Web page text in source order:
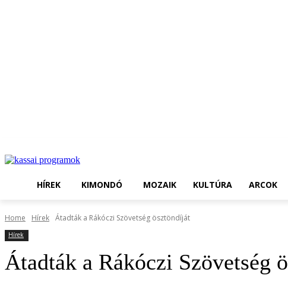
HÍREK KIMONDÓ MOZAIK KULTÚRA ARCOK
Home Hírek Átadták a Rákóczi Szövetség ösztöndíját
Hírek
Átadták a Rákóczi Szövetség